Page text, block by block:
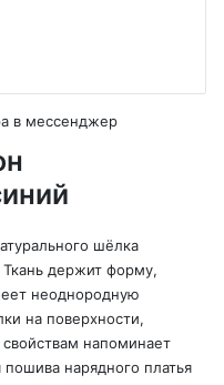
в мессенджер
шёлка
держит форму,
неоднородную
на поверхности,
напоминает
нарядного платья